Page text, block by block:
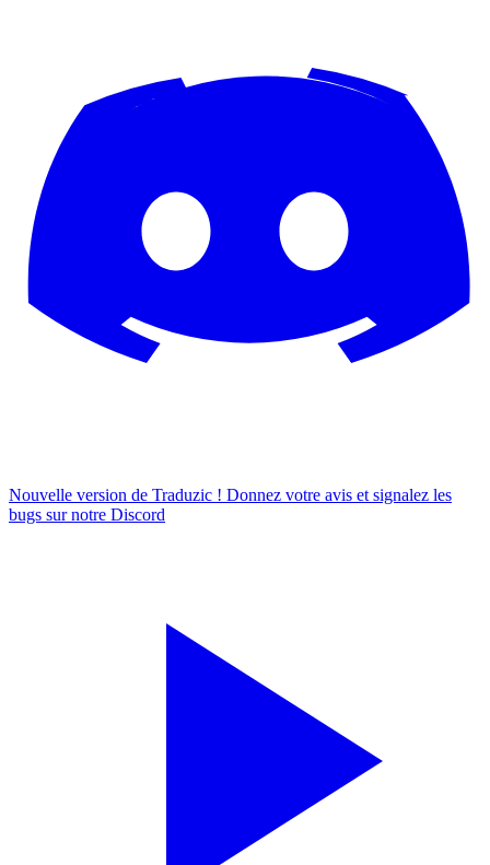
Nouvelle version de Traduzic ! Donnez votre avis et signalez les
bugs sur notre Discord